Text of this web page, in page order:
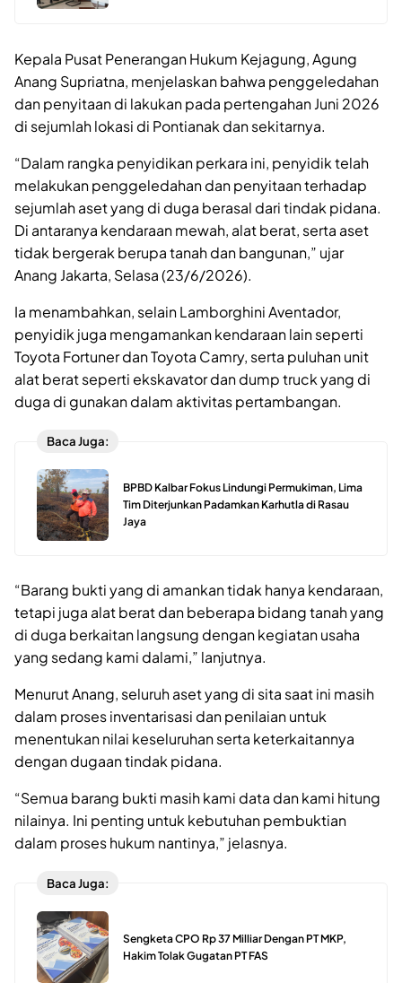
Kepala Pusat Penerangan Hukum Kejagung, Agung
Anang Supriatna, menjelaskan bahwa penggeledahan
dan penyitaan di lakukan pada pertengahan Juni 2026
di sejumlah lokasi di Pontianak dan sekitarnya.
“Dalam rangka penyidikan perkara ini, penyidik telah
melakukan penggeledahan dan penyitaan terhadap
sejumlah aset yang di duga berasal dari tindak pidana.
Di antaranya kendaraan mewah, alat berat, serta aset
tidak bergerak berupa tanah dan bangunan,” ujar
Anang Jakarta, Selasa (23/6/2026).
Ia menambahkan, selain Lamborghini Aventador,
penyidik juga mengamankan kendaraan lain seperti
Toyota Fortuner dan Toyota Camry, serta puluhan unit
alat berat seperti ekskavator dan dump truck yang di
duga di gunakan dalam aktivitas pertambangan.
Baca Juga:
BPBD Kalbar Fokus Lindungi Permukiman, Lima
Tim Diterjunkan Padamkan Karhutla di Rasau
Jaya
“Barang bukti yang di amankan tidak hanya kendaraan,
tetapi juga alat berat dan beberapa bidang tanah yang
di duga berkaitan langsung dengan kegiatan usaha
yang sedang kami dalami,” lanjutnya.
Menurut Anang, seluruh aset yang di sita saat ini masih
dalam proses inventarisasi dan penilaian untuk
menentukan nilai keseluruhan serta keterkaitannya
dengan dugaan tindak pidana.
“Semua barang bukti masih kami data dan kami hitung
nilainya. Ini penting untuk kebutuhan pembuktian
dalam proses hukum nantinya,” jelasnya.
Baca Juga:
Sengketa CPO Rp 37 Milliar Dengan PT MKP,
Hakim Tolak Gugatan PT FAS